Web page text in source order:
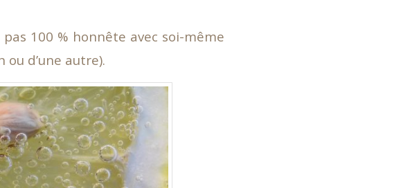
100 % honnête avec soi-même
d’une autre).